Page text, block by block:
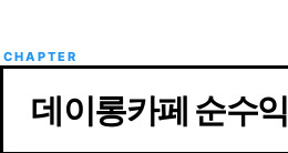
데이롱카페 순수익